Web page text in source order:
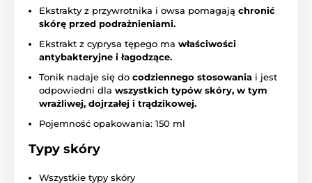
Ekstrakty z przywrotnika i owsa pomagają chronić
skórę przed podrażnieniami.
Ekstrakt z cyprysa tępego ma właściwości
antybakteryjne i łagodzące.
Tonik nadaje się do codziennego stosowania i jest
odpowiedni dla wszystkich typów skóry, w tym
wrażliwej, dojrzałej i trądzikowej.
Pojemność opakowania: 150 ml
Typy skóry
Wszystkie typy skóry